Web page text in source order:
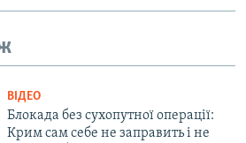
ВІДЕО
Блокада без сухопутної операції:
Крим сам себе не заправить і не